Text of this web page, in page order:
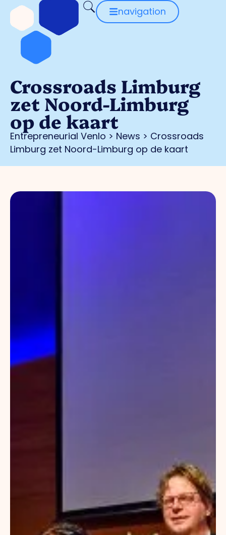
navigation
Crossroads Limburg
zet Noord-Limburg
op de kaart
Entrepreneurial Venlo > News > Crossroads
Limburg zet Noord-Limburg op de kaart